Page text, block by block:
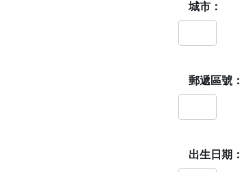
城市：
郵遞區號：
出生日期：